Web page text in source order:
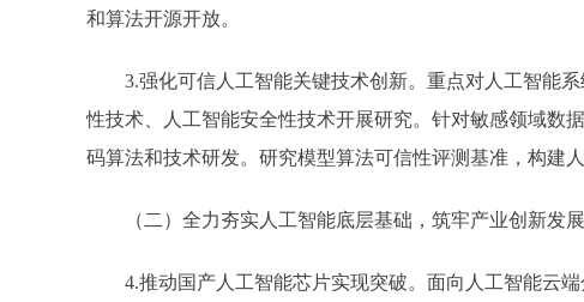
和算法开源开放。
3.强化可信人工智能关键技术创新。重点对人工智能系
性技术、人工智能安全性技术开展研究。针对敏感领域数
码算法和技术研发。研究模型算法可信性评测基准，构建
（二）全力夯实人工智能底层基础，筑牢产业创新发
4.推动国产人工智能芯片实现突破。面向人工智能云端